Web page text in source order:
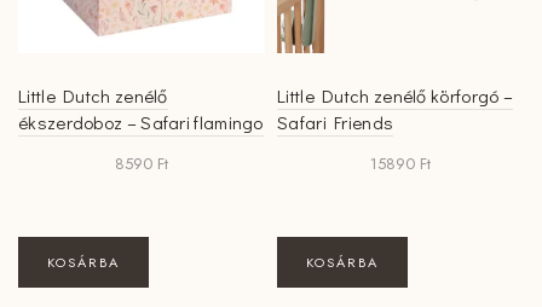
Little Dutch zenélő
ékszerdoboz – Safari flamingo
8590 Ft
KOSÁRBA
Little Dutch zenélő körforgó –
Safari Friends
15890 Ft
KOSÁRBA